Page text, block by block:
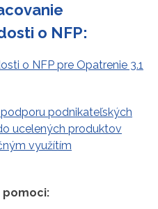
o NFP:
o NFP pre Opatrenie 3.1
podnikateľských
ucelených produktov
využítím
pomoci: